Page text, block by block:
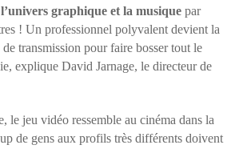
graphique et la musique par
! Un professionnel polyvalent devient la
transmission pour faire bosser tout le
explique David Jarnage, le directeur de
le jeu vidéo ressemble au cinéma dans la
de gens aux profils très différents doivent